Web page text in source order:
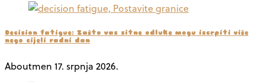
Decision fatigue: Zašto vas sitne odluke mogu iscrpiti više
nego cijeli radni dan
Aboutmen 17. srpnja 2026.